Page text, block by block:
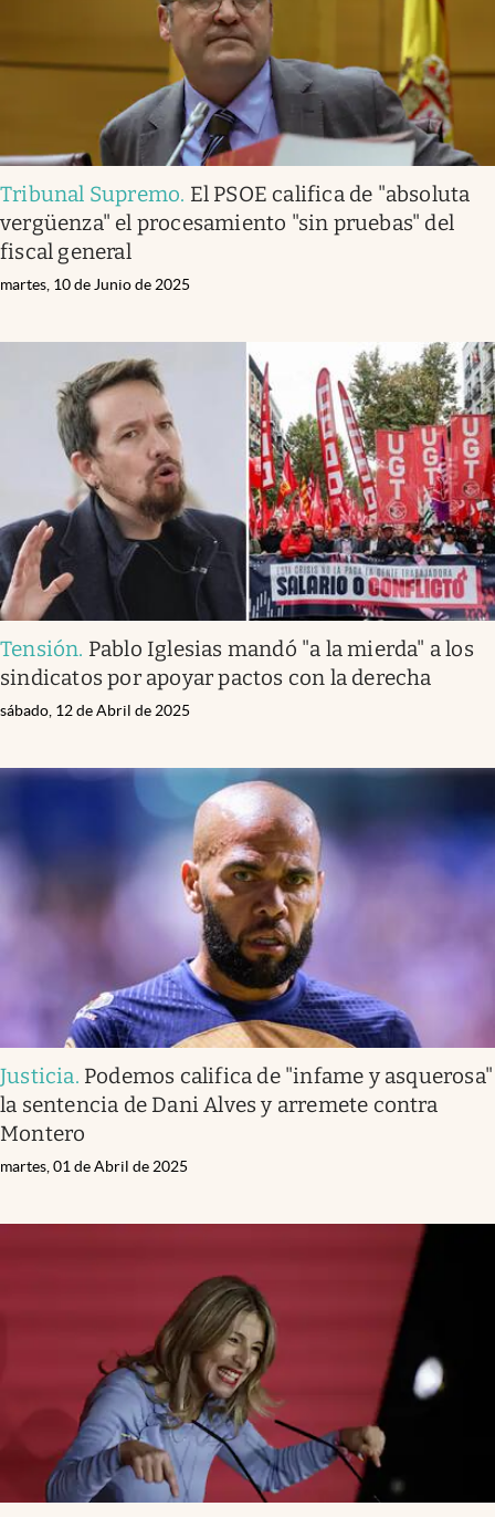
Tribunal Supremo. El PSOE califica de "absoluta
vergüenza" el procesamiento "sin pruebas" del
fiscal general
martes, 10 de Junio de 2025
Tensión. Pablo Iglesias mandó "a la mierda" a los
sindicatos por apoyar pactos con la derecha
sábado, 12 de Abril de 2025
Justicia. Podemos califica de "infame y asquerosa"
la sentencia de Dani Alves y arremete contra
Montero
martes, 01 de Abril de 2025